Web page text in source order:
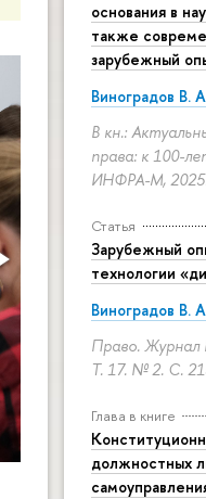
основания в
также
зарубежный
Виноградов В.
В кн.:
права: к 100-
ИНФРА-М, 2025.
Статья
Зарубежный
технологии
Виноградов В.
Право. Журнал
Т. 17. № 2. С.
Глава в книге
должностных